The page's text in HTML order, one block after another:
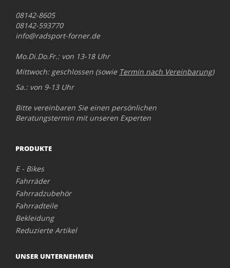
08142-8605
08142-593770
info@radsport-forner.de
Mo.Di.Do.Fr.: von 13-18 Uhr
Mittwoch: geschlossen (sowie Termin nach Vereinbarung)
Sa.: von 9-13 Uhr
Bitte vereinbaren Sie einen persönlichen
Beratungstermin mit unseren Experten
PRODUKTE
E - Bikes
Fahrräder
Fahrradzubehör
Fahrradteile
Bekleidung
Reduzierte Artikel
UNSER UNTERNEHMEN